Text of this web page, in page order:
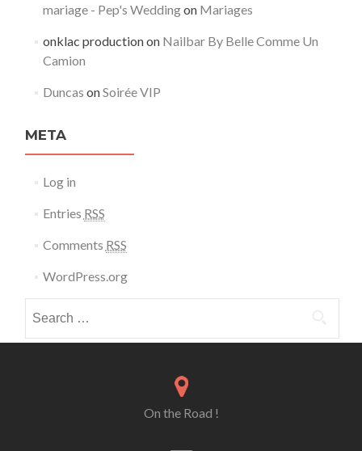
mariage - Pep's Weddingon Mariages
onklac productionon Nailbar By Belle Comme Un
Camion
Duncas onSoirée VIP
META
Log in
Entries RSS
Comments RSS
WordPress.org
On the Road !